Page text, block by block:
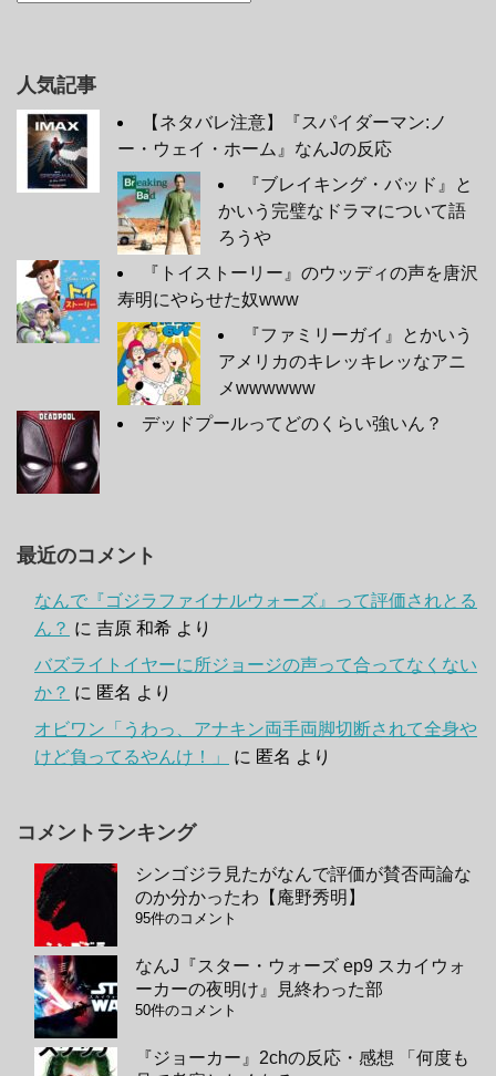
人気記事
【ネタバレ注意】『スパイダーマン:ノ
ー・ウェイ・ホーム』なんJの反応
『ブレイキング・バッド』と
かいう完璧なドラマについて語
ろうや
『トイストーリー』のウッディの声を唐沢
寿明にやらせた奴www
『ファミリーガイ』とかいう
アメリカのキレッキレッなアニ
メwwwwww
デッドプールってどのくらい強いん？
最近のコメント
なんで『ゴジラファイナルウォーズ』って評価されとる
ん？ に 吉原 和希 より
バズライトイヤーに所ジョージの声って合ってなくない
か？ に 匿名 より
オビワン「うわっ、アナキン両手両脚切断されて全身や
けど負ってるやんけ！」
に 匿名 より
コメントランキング
シンゴジラ見たがなんで評価が賛否両論な
のか分かったわ【庵野秀明】
95件のコメント
なんJ『スター・ウォーズ ep9 スカイウォ
ーカーの夜明け』見終わった部
50件のコメント
『ジョーカー』2chの反応・感想 「何度も